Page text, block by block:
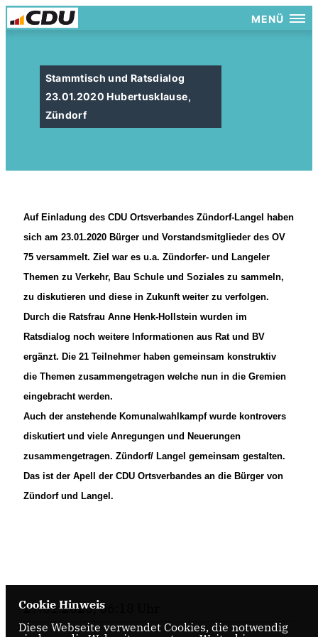
MENÜ
Stammtisch und Ratsdialog
23.01.2020 Hubertusklause,
Zündorf
Auf Einladung des CDU Ortsverbandes Zündorf-Langel haben
sich am 23.01.2020 Bürger und Vorstandsmitglieder des OV
75 versammelt. Ziel war es u.a. Zündorfer- und Langeler
Themen zu Verkehr, Bau Schule und Soziales zu sammeln,
zu diskutieren und diese in Zukunft weiter zu verfolgen.
Durch die Ratsfrau Anne Henk-Hollstein wurden im
Ratsdialog noch weitere Informationen aus Rat und BV
ergänzt. Die 21 Teilnehmer haben gemeinsam konstruktiv
die Themen zusammengetragen welche nun in die Gremien
eingebracht werden.
Auch der anstehende Komunalwahlkampf wurde kontrovers
diskutiert und viele Anregungen und Neuerungen
zusammengetragen. Zündorf/ Langel gemeinsam gestalten.
Das ist der Apell der CDU Ortsverbandes an die Bürger von
Zündorf und Langel.
27.01.2020, 06:18 Uhr
Cookie Hinweis
Diese Webseite verwendet Cookies, die notwendig